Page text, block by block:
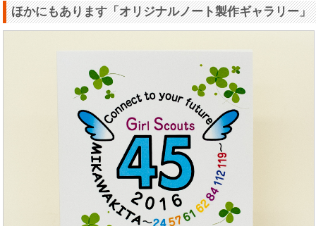
ほかにもあります「オリジナルノート製作ギャラリー」